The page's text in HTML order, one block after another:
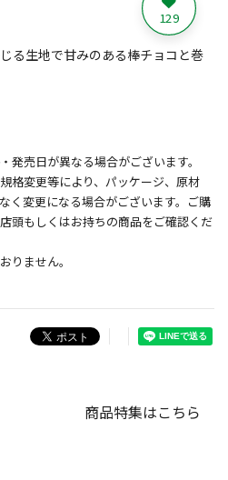
129
る生地で甘みのある棒チョコと巻
売日が異なる場合がございます。
格変更等により、パッケージ、原材
く変更になる場合がございます。ご購
頭もしくはお持ちの商品をご確認くだ
りません。
商品特集はこちら